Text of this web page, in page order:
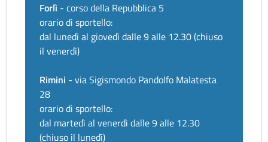
Forlì - corso della Repubblica 5
orario di sportello:
dal lunedì al giovedì dalle 9 alle 12.30 (chiuso
il venerdì)
Rimini - via Sigismondo Pandolfo Malatesta
28
orario di sportello:
dal martedì al venerdì dalle 9 alle 12.30
(chiuso il lunedì)